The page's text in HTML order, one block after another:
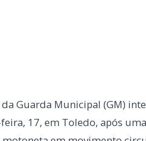
em uma rotatória
do Sul com a Avenida